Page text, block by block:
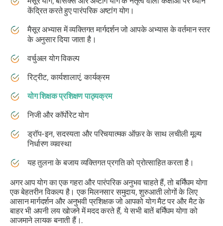
केंद्रित करते हुए पारंपरिक अष्टांग योग।
मैसूर अभ्यास में व्यक्तिगत मार्गदर्शन जो आपके अभ्यास के वर्तमान स्तर
के अनुसार दिया जाता है।
वर्चुअल योग विकल्प
रिट्रीट, कार्यशालाएं, कार्यक्रम
योग शिक्षक प्रशिक्षण पाठ्यक्रम
निजी और कॉर्पोरेट योग
ड्रॉप-इन, सदस्यता और परिचयात्मक ऑफ़र के साथ लचीली मूल्य
निर्धारण व्यवस्था
यह तुलना के बजाय व्यक्तिगत प्रगति को प्रोत्साहित करता है।
अगर आप योग का एक गहरा और पारंपरिक अनुभव चाहते हैं, तो बर्मिंघम योगा
एक बेहतरीन विकल्प है। एक मिलनसार समुदाय, शुरुआती लोगों के लिए
आसान मार्गदर्शन और अनुभवी प्रशिक्षक जो आपको योग मैट पर और मैट के
बाहर भी अपनी लय खोजने में मदद करते हैं, ये सभी बातें बर्मिंघम योगा को
आजमाने लायक बनाती हैं।.